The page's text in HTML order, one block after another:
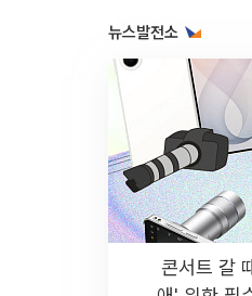
뉴스발전소
콘서트 갈